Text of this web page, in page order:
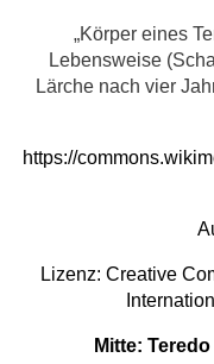
„Körper eines
Lebensweise
Lärche nach vier
https://
Lizenz: Creative
Mitte: